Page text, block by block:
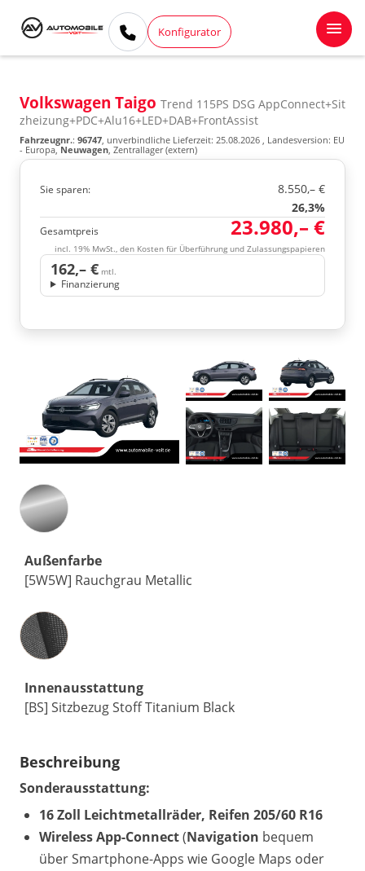
Konfigurator
Volkswagen Taigo Trend 115PS DSG AppConnect+Sit
zheizung+PDC+Alu16+LED+DAB+FrontAssist
Fahrzeugnr.: 96747, unverbindliche Lieferzeit: 25.08.2026 , Landesversion: EU
- Europa,Neuwagen, Zentrallager (extern)
Sie sparen:
8.550,– €
26,3%
Gesamtpreis 23.980,– €
incl. 19% MwSt., den Kosten für Überführung und Zulassungspapieren
162,– € mtl.
Finanzierung
Außenfarbe
[5W5W] Rauchgrau Metallic
Innenausstattung
Innenausstattung
[BS] Sitzbezug Stoff Titanium Black
Beschreibung
Sonderausstattung:
16 Zoll Leichtmetallräder, Reifen 205/60 R16
Wireless App-Connect(Navigation bequem
über Smartphone-Apps wie Google Maps oder